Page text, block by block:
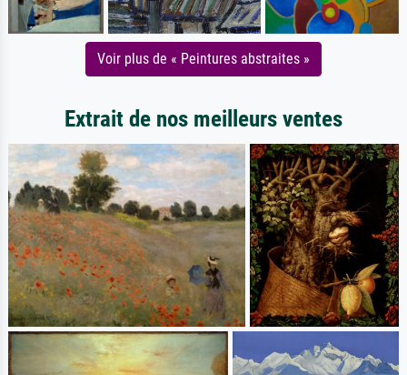
Voir plus de « Peintures abstraites »
Extrait de nos meilleurs ventes